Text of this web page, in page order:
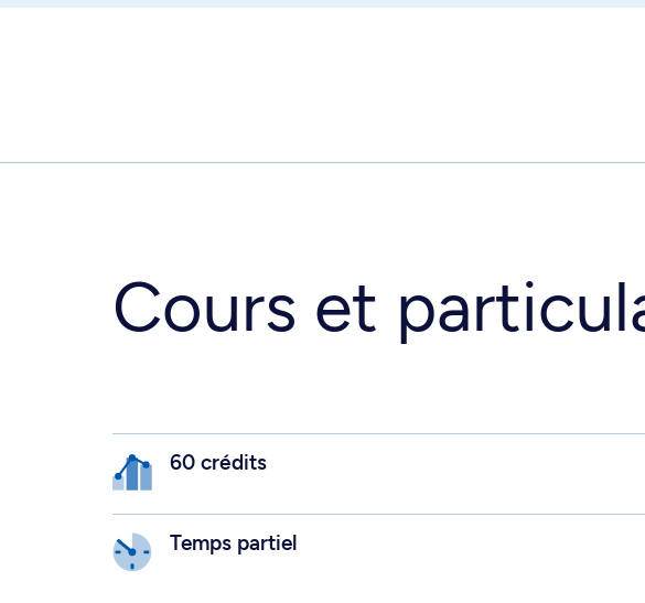
Cours et
60 crédits
Temps partiel